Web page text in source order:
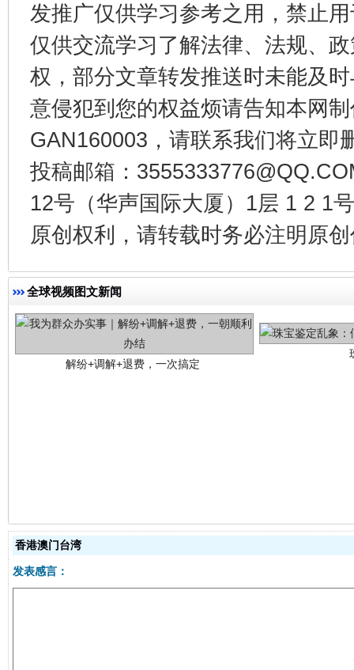
发推广仅供学习参考之用，禁止
仅供交流学习了解法律、法规、
权，部分文章转发推送时未能及
意侵犯到您的权益烦请告知本网
GAN160003，请联系我们将立即
投稿邮箱：
12号（华声国际大厦）1层 1 2 1
原创权利，请转载时务必注明原
全球视频图文新闻
揭批美国五大"原罪" "炒
香港澳门台湾
发表感言：